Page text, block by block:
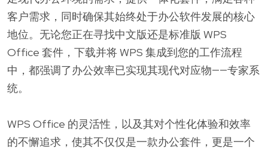
客户需求，同时确保其始终处于办公软件发展的核心
地位。无论您正在寻找中文版还是标准版 WPS
Office 套件，下载并将 WPS 集成到您的工作流程
中，都强调了办公效率已实现其现代对应物——专家系
统。
WPS Office 的灵活性，以及其对个性化体验和效率
的不懈追求，使其不仅仅是一款办公套件，更是一个